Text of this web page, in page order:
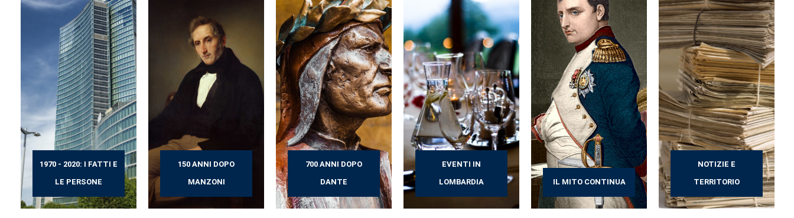
1970 - 2020: I FATTI E
LE PERSONE
150 ANNI DOPO
MANZONI
700 ANNI DOPO
DANTE
EVENTI IN
LOMBARDIA
IL MITO CONTINUA
NOTIZIE E
TERRITORIO